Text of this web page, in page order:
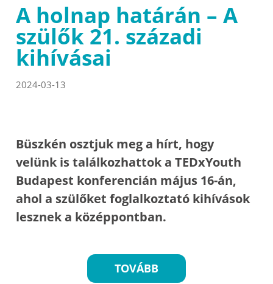
A holnap határán – A
szülők 21. századi
kihívásai
2024-03-13
Büszkén osztjuk meg a hírt, hogy
velünk is találkozhattok a TEDxYouth
Budapest konferencián május 16-án,
ahol a szülőket foglalkoztató kihívások
lesznek a középpontban.
TOVÁBB